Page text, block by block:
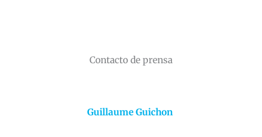
Contacto de prensa
Guillaume Guichon